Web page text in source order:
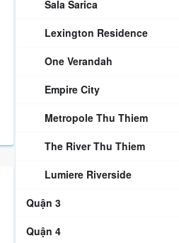
Sala Sarica
Lexington Residence
One Verandah
Empire City
Metropole Thu Thiem
The River Thu Thiem
Lumiere Riverside
Quận 3
Quận 4